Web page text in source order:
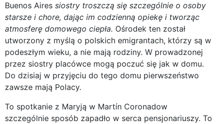
Buenos Aires siostry troszczą się szczególnie o osoby
starsze i chore, dając im codzienną opiekę i tworząc
atmosferę domowego ciepła. Ośrodek ten został
utworzony z myślą o polskich emigrantach, którzy są w
podeszłym wieku, a nie mają rodziny. W prowadzonej
przez siostry placówce mogą poczuć się jak w domu.
Do dzisiaj w przyjęciu do tego domu pierwszeństwo
zawsze mają Polacy.
To spotkanie z Maryją w Martín Coronadow
szczególnie sposób zapadło w serca pensjonariuszy. To